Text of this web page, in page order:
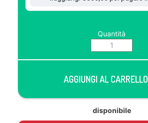
Quantità
AGGIUNGI AL CARRELLO
disponibile